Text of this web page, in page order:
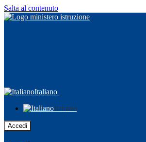
Salta al contenuto
Italiano
Italiano
Accedi